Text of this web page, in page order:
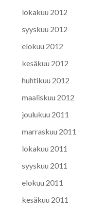
lokakuu 2012
syyskuu 2012
elokuu 2012
kesäkuu 2012
huhtikuu 2012
maaliskuu 2012
joulukuu 2011
marraskuu 2011
lokakuu 2011
syyskuu 2011
elokuu 2011
kesäkuu 2011